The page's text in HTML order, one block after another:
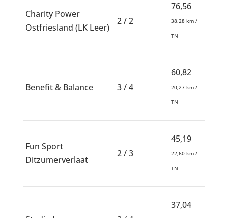
Charity Power
Ostfriesland (LK Leer)
2 / 2
76,56
38,28 km /
TN
Benefit & Balance 3 / 4
60,82
20,27 km /
TN
Fun Sport
Ditzumerverlaat
2 / 3
45,19
22,60 km /
TN
37,04